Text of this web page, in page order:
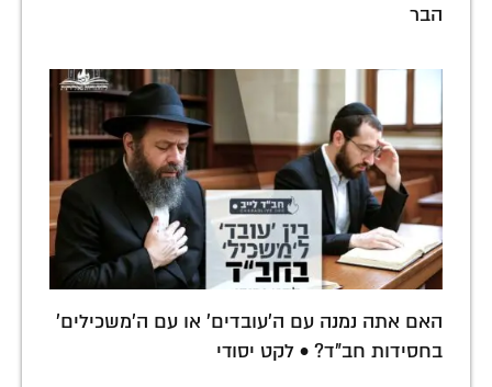
הבר
האם אתה נמנה עם ה'עובדים' או עם ה'משכילים'
בחסידות חב"ד? • לקט יסודי